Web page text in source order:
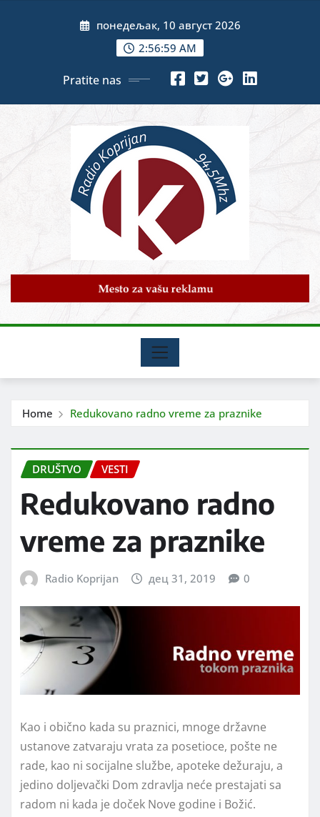
понедељак, 10 август 2026
2:57:01 AM
Pratite nas
Home Redukovano radno vreme za praznike
DRUŠTVO VESTI
Redukovano radno
vreme za praznike
Radio Koprijan дец 31, 2019 0
Kao i obično kada su praznici, mnoge državne
ustanove zatvaraju vrata za posetioce, pošte ne
rade, kao ni socijalne službe, apoteke dežuraju, a
jedino doljevački Dom zdravlja neće prestajati sa
radom ni kada je doček Nove godine i Božić.